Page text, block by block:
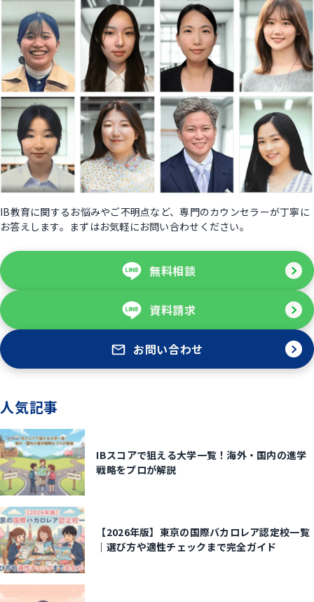
IB教育に関するお悩みやご不明点など、専門のカウンセラーが丁寧に
お答えします。まずはお気軽にお問い合わせください。
無料相談
資料請求
お問い合わせ
人気記事
IBスコアで狙える大学一覧！海外・国内の進学
戦略をプロが解説
【2026年版】東京の国際バカロレア認定校一覧
｜選び方や適性チェックまで完全ガイド